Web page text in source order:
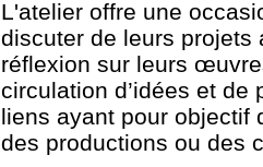
L'atelier offre une
discuter de leurs projets
réflexion sur leurs
circulation d’idées et
liens ayant pour objectif
des productions ou des